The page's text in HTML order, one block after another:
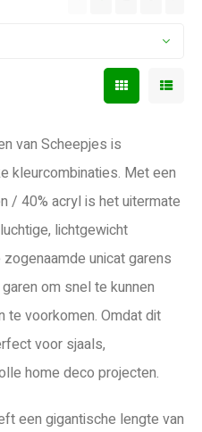
van Scheepjes is
kleurcombinaties. Met een
/ 40% acryl is het uitermate
lichtgewicht
unicat garens
om snel te kunnen
te voorkomen. Omdat dit
voor sjaals,
home deco projecten.
een gigantische lengte van